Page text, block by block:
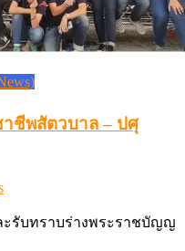
ชีพสัตวบาล – ปศุ
รับทราบร่างพระราชบัญญ